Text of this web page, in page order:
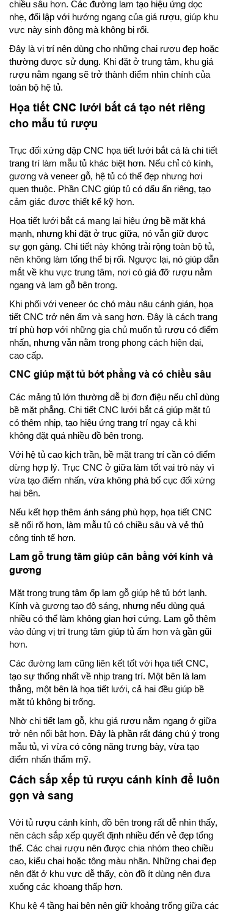
chiều sâu hơn. Các đường lam tạo hiệu ứng dọc
nhẹ, đối lập với hướng ngang của giá rượu, giúp khu
vực này sinh động mà không bị rối.
Đây là vị trí nên dùng cho những chai rượu đẹp hoặc
thường được sử dụng. Khi đặt ở trung tâm, khu giá
rượu nằm ngang sẽ trở thành điểm nhìn chính của
toàn bộ hệ tủ.
Họa tiết CNC lưới bắt cá tạo nét riêng
cho mẫu tủ rượu
Trục đối xứng dập CNC họa tiết lưới bắt cá là chi tiết
trang trí làm mẫu tủ khác biệt hơn. Nếu chỉ có kính,
gương và veneer gỗ, hệ tủ có thể đẹp nhưng hơi
quen thuộc. Phần CNC giúp tủ có dấu ấn riêng, tạo
cảm giác được thiết kế kỹ hơn.
Họa tiết lưới bắt cá mang lại hiệu ứng bề mặt khá
mạnh, nhưng khi đặt ở trục giữa, nó vẫn giữ được
sự gọn gàng. Chi tiết này không trải rộng toàn bộ tủ,
nên không làm tổng thể bị rối. Ngược lại, nó giúp dẫn
mắt về khu vực trung tâm, nơi có giá đỡ rượu nằm
ngang và lam gỗ bên trong.
Khi phối với veneer óc chó màu nâu cánh gián, họa
tiết CNC trở nên ấm và sang hơn. Đây là cách trang
trí phù hợp với những gia chủ muốn tủ rượu có điểm
nhấn, nhưng vẫn nằm trong phong cách hiện đại,
cao cấp.
CNC giúp mặt tủ bớt phẳng và có chiều sâu
Các mảng tủ lớn thường dễ bị đơn điệu nếu chỉ dùng
bề mặt phẳng. Chi tiết CNC lưới bắt cá giúp mặt tủ
có thêm nhịp, tạo hiệu ứng trang trí ngay cả khi
không đặt quá nhiều đồ bên trong.
Với hệ tủ cao kịch trần, bề mặt trang trí cần có điểm
dừng hợp lý. Trục CNC ở giữa làm tốt vai trò này vì
vừa tạo điểm nhấn, vừa không phá bố cục đối xứng
hai bên.
Nếu kết hợp thêm ánh sáng phù hợp, họa tiết CNC
sẽ nổi rõ hơn, làm mẫu tủ có chiều sâu và vẻ thủ
công tinh tế hơn.
Lam gỗ trung tâm giúp cân bằng với kính và
gương
Mặt trong trung tâm ốp lam gỗ giúp hệ tủ bớt lạnh.
Kính và gương tạo độ sáng, nhưng nếu dùng quá
nhiều có thể làm không gian hơi cứng. Lam gỗ thêm
vào đúng vị trí trung tâm giúp tủ ấm hơn và gần gũi
hơn.
Các đường lam cũng liên kết tốt với họa tiết CNC,
tạo sự thống nhất về nhịp trang trí. Một bên là lam
thẳng, một bên là họa tiết lưới, cả hai đều giúp bề
mặt tủ không bị trống.
Nhờ chi tiết lam gỗ, khu giá rượu nằm ngang ở giữa
trở nên nổi bật hơn. Đây là phần rất đáng chú ý trong
mẫu tủ, vì vừa có công năng trưng bày, vừa tạo
điểm nhấn thẩm mỹ.
Cách sắp xếp tủ rượu cánh kính để luôn
gọn và sang
Với tủ rượu cánh kính, đồ bên trong rất dễ nhìn thấy,
nên cách sắp xếp quyết định nhiều đến vẻ đẹp tổng
thể. Các chai rượu nên được chia nhóm theo chiều
cao, kiểu chai hoặc tông màu nhãn. Những chai đẹp
nên đặt ở khu vực dễ thấy, còn đồ ít dùng nên đưa
xuống các khoang thấp hơn.
Khu kệ 4 tầng hai bên nên giữ khoảng trống giữa các